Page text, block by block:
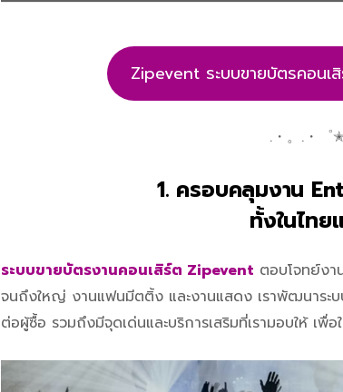
Zipevent ระบบขายบัตรคอนเ
.・。.・゜
1. ครอบคลุมงาน
ทั้งในไทย
ระบบขายบัตรงานคอนเสิร์ต Zipevent ตอบโจทย์งา
จนถึงใหญ่ งานแฟนมีตติ้ง และงานแสดง เราพัฒนาระ
ต่อผู้ซื้อ รวมถึงมีจุดเด่นและบริการเสริมที่เรามอบให้ เ